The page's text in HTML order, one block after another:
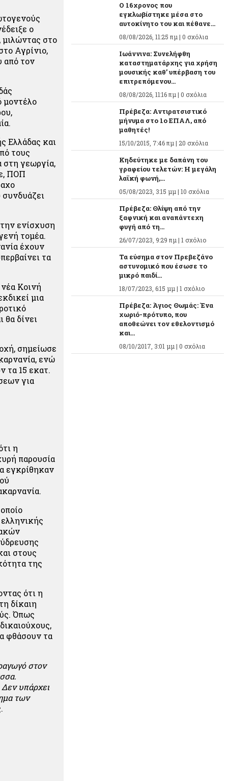
ο
στο
Αγρίνιο,
από τον
μοντέλο
Ελλάδας και
τους
στη γεωργία,
ΠΟΠ
ενίσχυση
τομέα.
έχουν
τα
Κοινή
μια
δίνει
σημείωσε
ενώ
τα 15 εκατ.
για
η
παρουσία
εγκρίθηκαν
στους
της
ότι η
δίκαιη
Όπως
φθάσουν τα
στον
Δεν υπάρχει
των
O 16χρονος που
εγκλωβίστηκε μέσα στο
αυτοκίνητο του και πέθανε...
08/08/2026, 11:25 πμ | 0 σχόλια
Ιωάννινα: Συνελήφθη
καταστηματάρχης για χρήση
μουσικής καθ’ υπέρβαση του
επιτρεπόμενου...
08/08/2026, 11:16 πμ | 0 σχόλια
Πρέβεζα: Αντιρατσιστικό
μήνυμα στο 1ο ΕΠΑΛ, από
μαθητές!
15/10/2015, 7:46 πμ | 20 σχόλια
Κηδεύτηκε με δαπάνη του
γραφείου τελετών: Η μεγάλη
λαϊκή φωνή,...
05/08/2023, 3:15 μμ | 10 σχόλια
Πρέβεζα: Θλίψη από την
ξαφνική και αναπάντεχη
φυγή από τη...
26/07/2023, 9:29 πμ | 1 σχόλιο
Τα εύσημα στον Πρεβεζάνο
αστυνομικό που έσωσε το
μικρό παιδί...
18/07/2023, 6:15 μμ | 1 σχόλιο
Πρέβεζα: Άγιος Θωμάς: Ένα
χωριό-πρότυπο, που
αποθεώνει τον εθελοντισμό
και...
08/10/2017, 3:01 μμ | 0 σχόλια